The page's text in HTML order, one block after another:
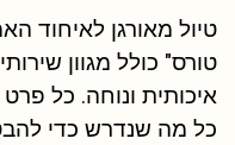
טיול מאורגן לאיחוד
טורס" כולל מגוון
איכותית ונוחה. כל
כל מה שנדרש כדי